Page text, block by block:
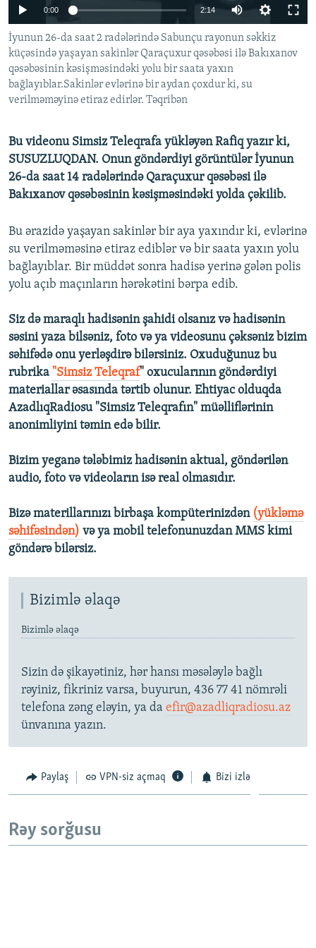
İNFOQRAFIKA
KARIKATURA
AZƏRBAYCAN ƏDƏBIYYATI KITABXANASI
İSLAM VƏ DEMOKRATIYA
İZ - MƏDƏNIYYƏT PROQRAMI
MISSIYAMIZ
PEŞƏ ETIKASI VƏ JURNALISTIKA STANDARTLARIMIZ
MATERIALLARIMIZDAN ISTIFADƏ
AZADLIQRADIOSU MOBIL TELEFONUNUZDA
XƏBƏR BÜLLETENLƏRIMIZ
BIZI IZLƏ
RFE/RL-in bütün saytları
0:00 2:14
İyunun 26-da saat 2 radələrində Sabunçu rayonun səkkiz
küçəsində yaşayan sakinlər Qaraçuxur qəsəbəsi ilə Bakıxanov
qəsəbəsinin kəsişməsindəki yolu bir saata yaxın
bağlayıblar.Sakinlər evlərinə bir aydan çoxdur ki, su
verilməməyinə etiraz edirlər. Təqribən
Bu videonu Simsiz Teleqrafa yükləyən Rafiq yazır ki,
SUSUZLUQDAN. Onun göndərdiyi görüntülər İyunun
26-da saat 14 radələrində Qaraçuxur qəsəbəsi ilə
Bakıxanov qəsəbəsinin kəsişməsindəki yolda çəkilib.
Bu ərazidə yaşayan sakinlər bir aya yaxındır ki, evlərinə
su verilməməsinə etiraz ediblər və bir saata yaxın yolu
bağlayıblar. Bir müddət sonra hadisə yerinə gələn polis
yolu açıb maçınların hərəkətini bərpa edib.
Siz də maraqlı hadisənin şahidi olsanız və hadisənin
səsini yaza bilsəniz, foto və ya videosunu çəksəniz bizim
səhifədə onu yerləşdirə bilərsiniz. Oxuduğunuz bu
rubrika "Simsiz Teleqraf" oxucularının göndərdiyi
materiallar əsasında tərtib olunur. Ehtiyac olduqda
AzadlıqRadiosu "Simsiz Teleqrafın" müəlliflərinin
anonimliyini təmin edə bilir.
Bizim yeganə tələbimiz hadisənin aktual, göndərilən
audio, foto və videoların isə real olmasıdır.
Bizə materillarınızı birbaşa kompüterinizdən (yükləmə
səhifəsindən) və ya mobil telefonunuzdan MMS kimi
göndərə bilərsiz.
Bizimlə əlaqə
Bizimlə əlaqə
Sizin də şikayətiniz, hər hansı məsələylə bağlı
rəyiniz, fikriniz varsa, buyurun, 436 77 41 nömrəli
telefona zəng eləyin, ya da efir@azadliqradiosu.az
ünvanına yazın.
Paylaş VPN-siz açmaq Bizi izlə
Rəy sorğusu